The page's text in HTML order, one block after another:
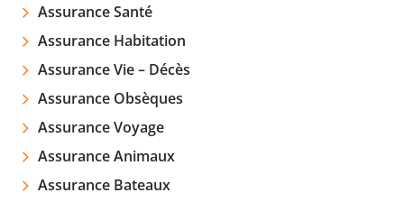
Assurance Santé
Assurance Habitation
Assurance Vie – Décès
Assurance Obsèques
Assurance Voyage
Assurance Animaux
Assurance Bateaux